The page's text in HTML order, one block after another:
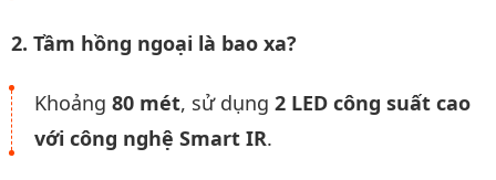
2. Tầm hồng ngoại là bao xa?
Khoảng 80 mét, sử dụng 2 LED công suất cao
với công nghệ Smart IR.